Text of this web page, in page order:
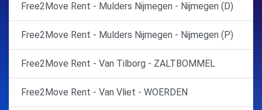
Free2Move Rent - Mulders Nijmegen - Nijmegen (D)
Free2Move Rent - Mulders Nijmegen - Nijmegen (P)
Free2Move Rent - Van Tilborg - ZALTBOMMEL
Free2Move Rent - Van Vliet - WOERDEN